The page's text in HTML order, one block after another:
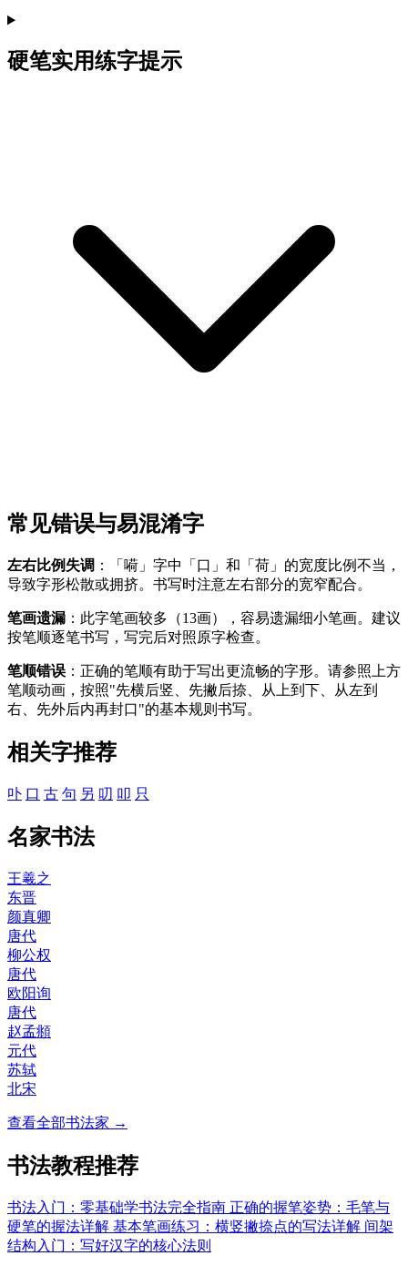
硬笔实用练字提示
常见错误与易混淆字
左右比例失调 ：「嗬」字中「口」和「荷」的宽度比例不当，
导致字形松散或拥挤。书写时注意左右部分的宽窄配合。
笔画遗漏 ：此字笔画较多（13画），容易遗漏细小笔画。建议
按笔顺逐笔书写，写完后对照原字检查。
笔顺错误 ：正确的笔顺有助于写出更流畅的字形。请参照上方
笔顺动画，按照"先横后竖、先撇后捺、从上到下、从左到
右、先外后内再封口"的基本规则书写。
相关字推荐
卟 口 古 句 另 叨 叩 只
名家书法
王羲之
东晋
颜真卿
唐代
柳公权
唐代
欧阳询
唐代
赵孟頫
元代
苏轼
北宋
查看全部书法家 →
书法教程推荐
书法入门：零基础学书法完全指南 正确的握笔姿势：毛笔与
硬笔的握法详解 基本笔画练习：横竖撇捺点的写法详解 间架
结构入门：写好汉字的核心法则